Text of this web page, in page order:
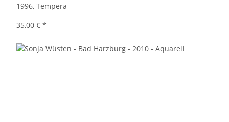
1996, Tempera
35,00 € *